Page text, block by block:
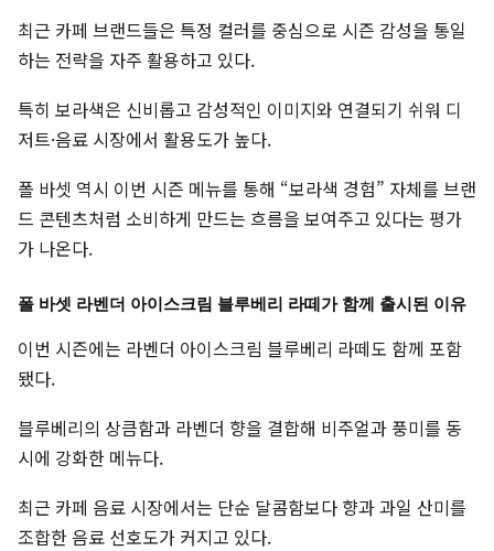
최근 카페 브랜드들은 특정 컬러를 중심으로 시즌 감성을 통일
하는 전략을 자주 활용하고 있다.
특히 보라색은 신비롭고 감성적인 이미지와 연결되기 쉬워 디
저트·음료 시장에서 활용도가 높다.
폴 바셋 역시 이번 시즌 메뉴를 통해 “보라색 경험” 자체를 브랜
드 콘텐츠처럼 소비하게 만드는 흐름을 보여주고 있다는 평가
가 나온다.
폴 바셋 라벤더 아이스크림 블루베리 라떼가 함께 출시된 이유
이번 시즌에는 라벤더 아이스크림 블루베리 라떼도 함께 포함
됐다.
블루베리의 상큼함과 라벤더 향을 결합해 비주얼과 풍미를 동
시에 강화한 메뉴다.
최근 카페 음료 시장에서는 단순 달콤함보다 향과 과일 산미를
조합한 음료 선호도가 커지고 있다.